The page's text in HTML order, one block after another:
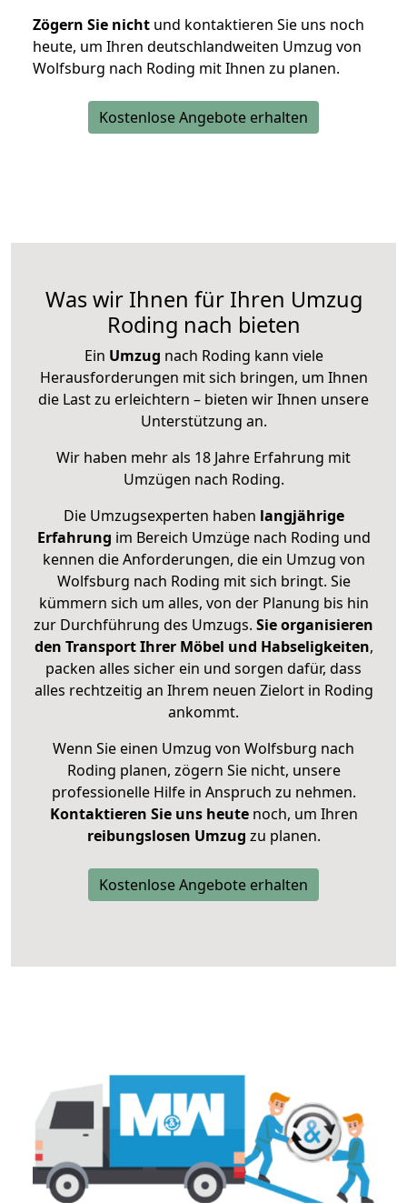
Zögern Sie nicht und kontaktieren Sie uns noch
heute, um Ihren deutschlandweiten Umzug von
Wolfsburg nach Roding mit Ihnen zu planen.
Kostenlose Angebote erhalten
Was wir Ihnen für Ihren Umzug
Roding nach bieten
Ein Umzug nach Roding kann viele
Herausforderungen mit sich bringen, um Ihnen
die Last zu erleichtern – bieten wir Ihnen unsere
Unterstützung an.
Wir haben mehr als 18 Jahre Erfahrung mit
Umzügen nach Roding.
Die Umzugsexperten haben langjährige
Erfahrung im Bereich Umzüge nach Roding und
kennen die Anforderungen, die ein Umzug von
Wolfsburg nach Roding mit sich bringt. Sie
kümmern sich um alles, von der Planung bis hin
zur Durchführung des Umzugs. Sie organisieren
den Transport Ihrer Möbel und Habseligkeiten,
packen alles sicher ein und sorgen dafür, dass
alles rechtzeitig an Ihrem neuen Zielort in Roding
ankommt.
Wenn Sie einen Umzug von Wolfsburg nach
Roding planen, zögern Sie nicht, unsere
professionelle Hilfe in Anspruch zu nehmen.
Kontaktieren Sie uns heutenoch, um Ihren
reibungslosen Umzug zu planen.
Kostenlose Angebote erhalten